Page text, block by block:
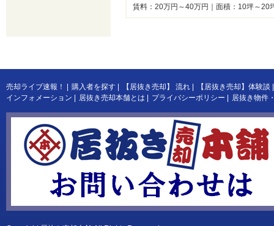
賃料：20万円～40万円｜面積：10坪～20
売却ライブ速報！ 購入者を探す 【居抜き売却】 流れ 【居抜き売却】体験談
インフォメーション
居抜き売却本舗とは プライバシーポリシー 居抜き物件